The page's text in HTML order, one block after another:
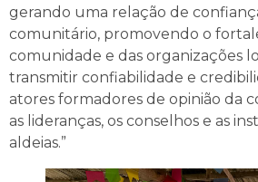
gerando uma relação de
comunitário, promovendo o
comunidade e das organizações
transmitir confiabilidade e
atores formadores de opinião da
as lideranças, os conselhos e as
aldeias.”